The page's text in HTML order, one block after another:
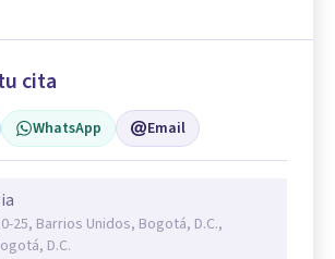
cita
WhatsApp Email
25, Barrios Unidos, Bogotá, D.C.,
D.C.